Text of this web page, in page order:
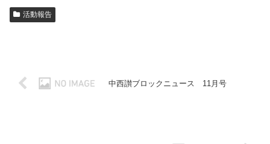
活動報告
中西讃ブロックニュース 11月号